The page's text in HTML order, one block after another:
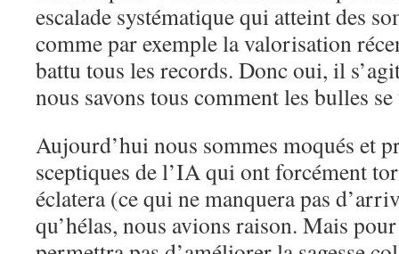
escalade systématique qui atteint des
comme par exemple la valorisation
battu tous les records. Donc oui, il
nous savons tous comment les bulles
Aujourd’hui nous sommes moqués et
sceptiques de l’IA qui ont forcément
éclatera (ce qui ne manquera pas
qu’hélas, nous avions raison. Mais